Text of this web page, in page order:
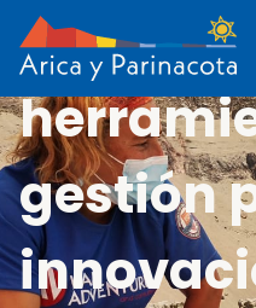
gestión